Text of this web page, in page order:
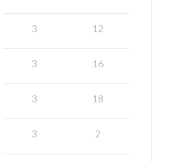
3
3
3
3
12
16
18
2